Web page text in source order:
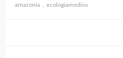
amazonia
ecologiamedios